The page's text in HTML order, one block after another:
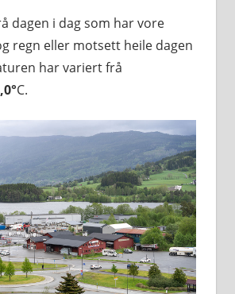
dagen i dag som har vore
regn eller motsett heile dagen
har variert frå
C.